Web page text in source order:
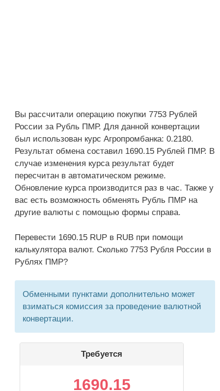
Вы рассчитали операцию покупки 7753 Рублей
России за Рубль ПМР. Для данной конвертации
был использован курс Агропромбанка: 0.2180.
Результат обмена составил 1690.15 Рублей ПМР. В
случае изменения курса результат будет
пересчитан в автоматическом режиме.
Обновление курса производится раз в час. Также у
вас есть возможность обменять Рубль ПМР на
другие валюты с помощью формы справа.
Перевести 1690.15 RUP в RUB при помощи
калькулятора валют. Сколько 7753 Рубля России в
Рублях ПМР?
Обменными пунктами дополнительно может
взиматься комиссия за проведение валютной
конвертации.
Требуется
1690.15